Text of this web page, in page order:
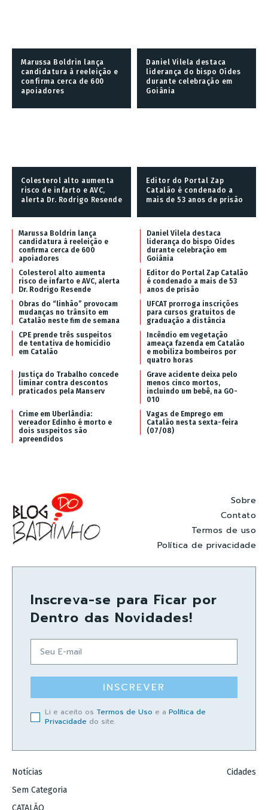
Marussa Boldrin lança
candidatura à reeleição e
confirma cerca de 600
apoiadores
Daniel Vilela destaca
liderança do bispo Oídes
durante celebração em
Goiânia
Colesterol alto aumenta
risco de infarto e AVC,
alerta Dr. Rodrigo Resende
Editor do Portal Zap
Catalão é condenado a
mais de 53 anos de prisão
Marussa Boldrin lança
candidatura à reeleição e
confirma cerca de 600
apoiadores
Daniel Vilela destaca
liderança do bispo Oídes
durante celebração em
Goiânia
Colesterol alto aumenta
risco de infarto e AVC, alerta
Dr. Rodrigo Resende
Editor do Portal Zap Catalão
é condenado a mais de 53
anos de prisão
Obras do “linhão” provocam
mudanças no trânsito em
Catalão neste fim de semana
UFCAT prorroga inscrições
para cursos gratuitos de
graduação a distância
CPE prende três suspeitos
de tentativa de homicídio
em Catalão
Incêndio em vegetação
ameaça fazenda em Catalão
e mobiliza bombeiros por
quatro horas
Justiça do Trabalho concede
liminar contra descontos
praticados pela Manserv
Grave acidente deixa pelo
menos cinco mortos,
incluindo um bebê, na GO-
010
Crime em Uberlândia:
vereador Edinho é morto e
dois suspeitos são
apreendidos
Vagas de Emprego em
Catalão nesta sexta-feira
(07/08)
Sobre
Contato
Termos de uso
Política de privacidade
Inscreva-se para Ficar por
Dentro das Novidades!
INSCREVER
Li e aceito os Termos de Uso e a Política de
Privacidade do site.
Notícias
Sem Categoria
Cidades